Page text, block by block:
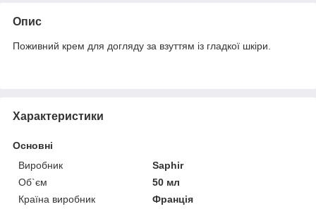
Опис
Поживний крем для догляду за взуттям із гладкої шкіри.
Характеристики
Основні
Виробник
Saphir
Об`єм
50 мл
Країна виробник
Франція